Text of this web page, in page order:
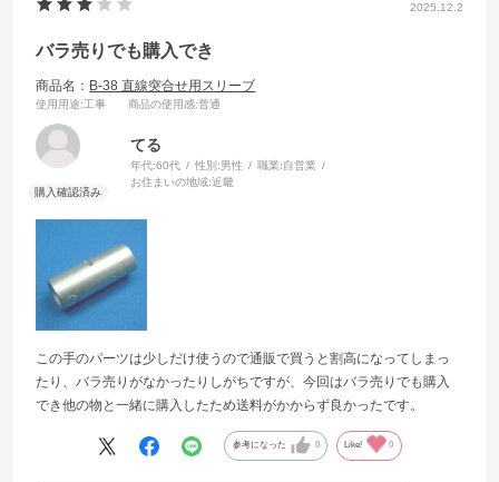
2025.12.2
バラ売りでも購入でき
商品名： B-38 直線突合せ用スリーブ
使用用途:工事 商品の使用感:普通
てる
年代:60代 性別:男性 職業:自営業
お住まいの地域:近畿
この手のパーツは少しだけ使うので通販で買うと割高になってしまっ
たり、バラ売りがなかったりしがちですが、今回はバラ売りでも購入
でき他の物と一緒に購入したため送料がかからず良かったです。
参考になった 0 Like! 0